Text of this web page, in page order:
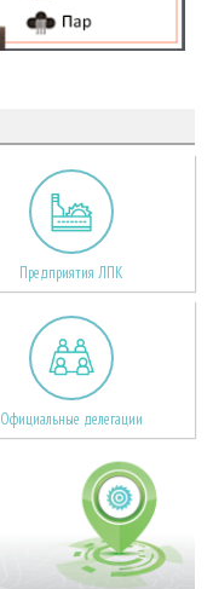
Предприятия ЛПК
Официальные делегации